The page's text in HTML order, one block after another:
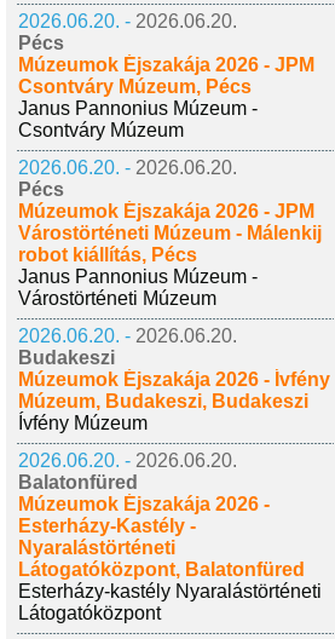
2026.06.20. - 2026.06.20.
Pécs
Múzeumok Éjszakája 2026 - JPM
Csontváry Múzeum, Pécs
Janus Pannonius Múzeum -
Csontváry Múzeum
2026.06.20. - 2026.06.20.
Pécs
Múzeumok Éjszakája 2026 - JPM
Várostörténeti Múzeum - Málenkij
robot kiállítás, Pécs
Janus Pannonius Múzeum -
Várostörténeti Múzeum
2026.06.20. - 2026.06.20.
Budakeszi
Múzeumok Éjszakája 2026 - Ívfény
Múzeum, Budakeszi, Budakeszi
Ívfény Múzeum
2026.06.20. - 2026.06.20.
Balatonfüred
Múzeumok Éjszakája 2026 -
Esterházy-Kastély -
Nyaralástörténeti
Látogatóközpont, Balatonfüred
Esterházy-kastély Nyaralástörténeti
Látogatóközpont